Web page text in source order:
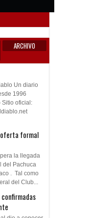
ARCHIVO
Un diario
1996
Sitio oficial:
oferta formal
la llegada
del Pachuca
. Tal como
del Club...